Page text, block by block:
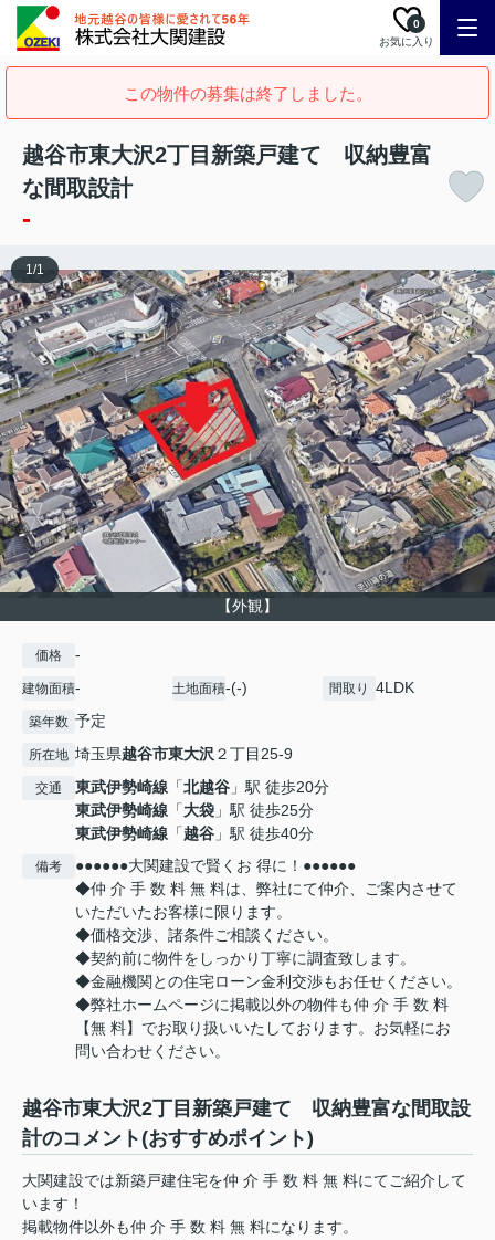
お気に入り
0
この物件の募集は終了しました。
越谷市東大沢2丁目新築戸建て 収納豊富
な間取設計
-
【外観】
1/1
価格 -
建物面積- 土地面積-(-) 間取り 4LDK
築年数 予定
所在地 埼玉県越谷市東大沢２丁目25-9
交通 東武伊勢崎線 「北越谷 」駅 徒歩20分
東武伊勢崎線 「大袋 」駅 徒歩25分
東武伊勢崎線 「越谷 」駅 徒歩40分
備考
●●●●●●大関建設で賢くお 得に！●●●●●●
◆仲 介 手 数 料 無 料は、弊社にて仲介、ご案内させて
いただいたお客様に限ります。
◆価格交渉、諸条件ご相談ください。
◆契約前に物件をしっかり丁寧に調査致します。
◆金融機関との住宅ローン金利交渉もお任せください。
◆弊社ホームページに掲載以外の物件も仲 介 手 数 料
【無 料】でお取り扱いいたしております。お気軽にお
問い合わせください。
越谷市東大沢2丁目新築戸建て 収納豊富な間取設
計のコメント(おすすめポイント)
大関建設では新築戸建住宅を仲 介 手 数 料 無 料にてご紹介して
います！
掲載物件以外も仲 介 手 数 料 無 料になります。